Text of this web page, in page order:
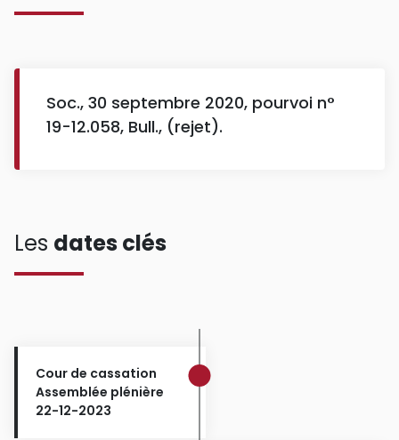
Soc., 30 septembre 2020, pourvoi n°
19-12.058, Bull., (rejet).
Les dates clés
Cour de cassation
Assemblée plénière
22-12-2023